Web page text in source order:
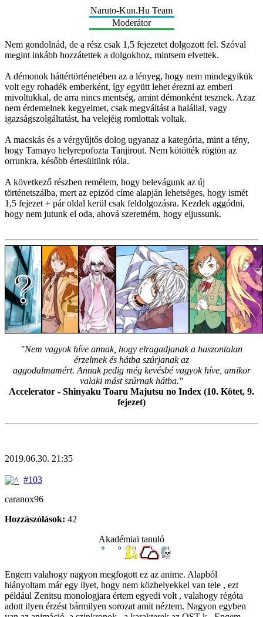
Naruto-Kun.Hu Team
Moderátor
Nem gondolnád, de a rész csak 1,5 fejezetet dolgozott fel. Szóval
megint inkább hozzátettek a dolgokhoz, mintsem elvettek.
A démonok háttértörténetében az a lényeg, hogy nem mindegyikük
volt egy rohadék emberként, így együtt lehet érezni az emberi
mivoltukkal, de arra nincs mentség, amint démonként tesznek. Azaz
nem érdemelnek kegyelmet, csak megváltást a halállal, vagy
igazságszolgáltatást, ha velejéig romlottak voltak.
A macskás és a vérgyűjtős dolog ugyanaz a kategória, mint a tény,
hogy Tamayo helyrepofozta Tanjirout. Nem kötötték rögtön az
orrunkra, később értesültünk róla.
A következő részben remélem, hogy belevágunk az új
történetszálba, mert az epizód címe alapján lehetséges, hogy ismét
1,5 fejezet + pár oldal kerül csak feldolgozásra. Kezdek aggódni,
hogy nem jutunk el oda, ahová szeretném, hogy eljussunk.
"Nem vagyok híve annak, hogy elragadjanak a haszontalan
érzelmek és hátba szúrjanak az
aggodalmamért. Annak pedig még kevésbé vagyok híve, amikor
valaki mást szúrnak hátba."
Accelerator - Shinyaku Toaru Majutsu no Index (10. Kötet, 9.
fejezet)
2019.06.30. 21:35
#103
caranox96
Hozzászólások: 42
Akadémiai tanuló
Engem valahogy nagyon megfogott ez az anime. Alapból
hiányoltam már egy ilyet, hogy nem közhelyekkel van tele , ezt
például Zenitsu monologjara értem egyedi volt , valahogy régóta
adott ilyen érzést bármilyen sorozat amit néztem. Nagyon egyben